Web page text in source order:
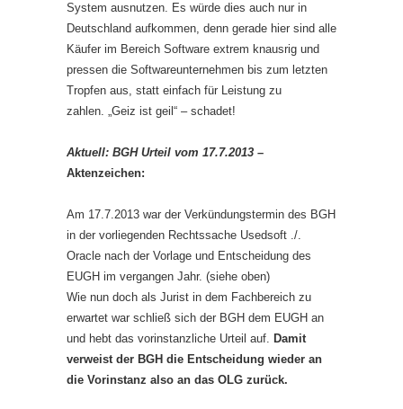
System ausnutzen. Es würde dies auch nur in
Deutschland aufkommen, denn gerade hier sind alle
Käufer im Bereich Software extrem knausrig und
pressen die Softwareunternehmen bis zum letzten
Tropfen aus, statt einfach für Leistung zu
zahlen. „Geiz ist geil“ – schadet!
Aktuell: BGH Urteil vom 17.7.2013 –
Aktenzeichen:
Am 17.7.2013 war der Verkündungstermin des BGH
in der vorliegenden Rechtssache Usedsoft ./.
Oracle nach der Vorlage und Entscheidung des
EUGH im vergangen Jahr. (siehe oben)
Wie nun doch als Jurist in dem Fachbereich zu
erwartet war schließ sich der BGH dem EUGH an
und hebt das vorinstanzliche Urteil auf. Damit
verweist der BGH die Entscheidung wieder an
die Vorinstanz also an das OLG zurück.